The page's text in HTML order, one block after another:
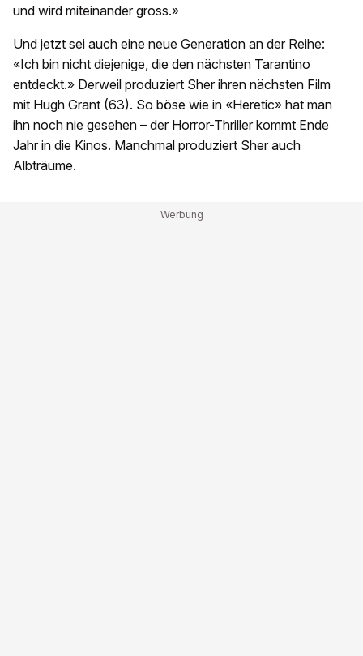
und wird miteinander gross.»
Und jetzt sei auch eine neue Generation an der Reihe:
«Ich bin nicht diejenige, die den nächsten Tarantino
entdeckt.» Derweil produziert Sher ihren nächsten Film
mit Hugh Grant (63). So böse wie in «Heretic» hat man
ihn noch nie gesehen – der Horror-Thriller kommt Ende
Jahr in die Kinos. Manchmal produziert Sher auch
Albträume.